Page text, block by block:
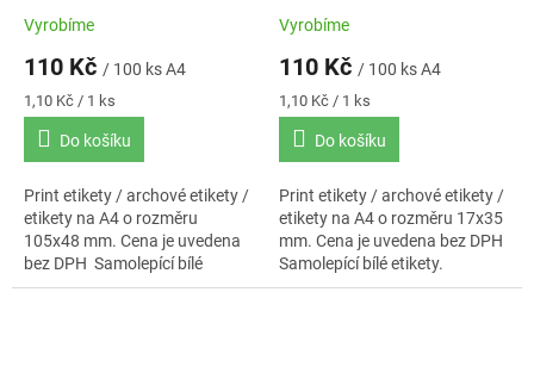
Vyrobíme
110 Kč / 100 ks A4
Měrná
cena:
1,10 Kč / 1 ks
Do košíku
Print etikety / archové etikety /
etikety na A4 o rozměru
105x48 mm. Cena je uvedena
bez DPH Samolepící bílé
etikety. Standardní lepidlo.
Vyrobíme
110 Kč / 100 ks A4
Měrná
cena:
1,10 Kč / 1 ks
Do košíku
Print etikety / archové etikety /
etikety na A4 o rozměru 17x35
mm. Cena je uvedena bez DPH
Samolepící bílé etikety.
Standardní lepidlo. Baleno po